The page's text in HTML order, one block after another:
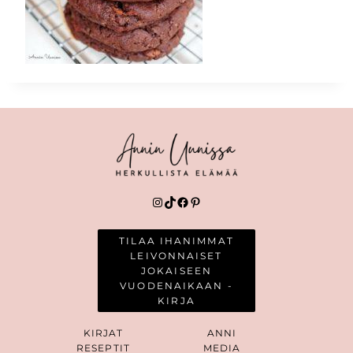
Instagram
TikTok
Facebook
Pinterest
TILAA IHANIMMAT
LEIVONNAISET
JOKAISEEN
VUODENAIKAAN -
KIRJA
KIRJAT
RESEPTIT
ANNI
MEDIA